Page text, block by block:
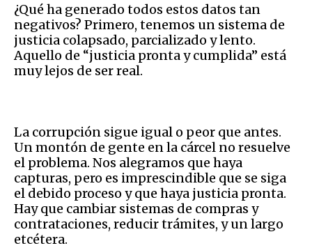
¿Qué ha generado todos estos datos tan
negativos? Primero, tenemos un sistema de
justicia colapsado, parcializado y lento.
Aquello de “justicia pronta y cumplida” está
muy lejos de ser real.
La corrupción sigue igual o peor que antes.
Un montón de gente en la cárcel no resuelve
el problema. Nos alegramos que haya
capturas, pero es imprescindible que se siga
el debido proceso y que haya justicia pronta.
Hay que cambiar sistemas de compras y
contrataciones, reducir trámites, y un largo
etcétera.